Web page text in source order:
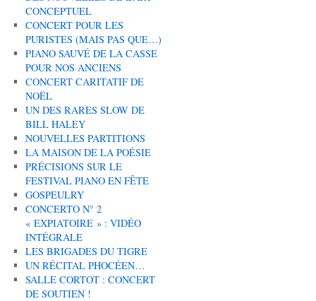
CONCEPTUEL
CONCERT POUR LES
PURISTES (MAIS PAS QUE…)
PIANO SAUVÉ DE LA CASSE
POUR NOS ANCIENS
CONCERT CARITATIF DE
NOËL
UN DES RARES SLOW DE
BILL HALEY
NOUVELLES PARTITIONS
LA MAISON DE LA POÉSIE
PRÉCISIONS SUR LE
FESTIVAL PIANO EN FÊTE
GOSPEULRY
CONCERTO N° 2
« EXPIATOIRE » : VIDÉO
INTÉGRALE
LES BRIGADES DU TIGRE
UN RÉCITAL PHOCÉEN…
SALLE CORTOT : CONCERT
DE SOUTIEN !